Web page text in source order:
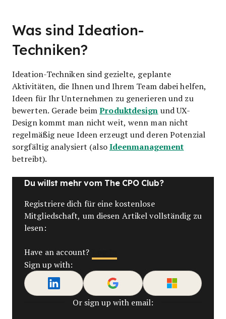
Was sind Ideation-
Techniken?
Ideation-Techniken sind gezielte, geplante
Aktivitäten, die Ihnen und Ihrem Team dabei helfen,
Ideen für Ihr Unternehmen zu generieren und zu
bewerten. Gerade beimProduktdesign und UX-
Design kommt man nicht weit, wenn man nicht
regelmäßig neue Ideen erzeugt und deren Potenzial
sorgfältig analysiert (alsoIdeenmanagement
betreibt).
Du willst mehr vom The CPO Club?
Registriere dich für eine kostenlose
Mitgliedschaft, um diesen Artikel vollständig zu
lesen:
Have an account?
Sign up with:
Or sign up with email: